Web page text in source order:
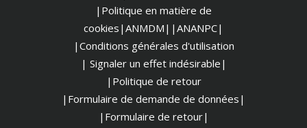
|Politique en matière de
cookies |ANMDM| |ANANPC|
|Conditions générales d'utilisation
| Signaler un effet indésirable|
|Politique de retour
|Formulaire de demande de données|
|Formulaire de retour|